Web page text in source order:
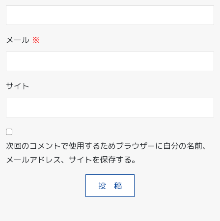
メール ※
サイト
次回のコメントで使用するためブラウザーに自分の名前、
メールアドレス、サイトを保存する。